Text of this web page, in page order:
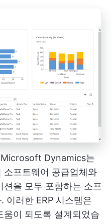
Microsoft Dynamics는
소프트웨어 공급업체와
을 모두 포함하는 소프
이러한 ERP 시스템은
움이 되도록 설계되었습